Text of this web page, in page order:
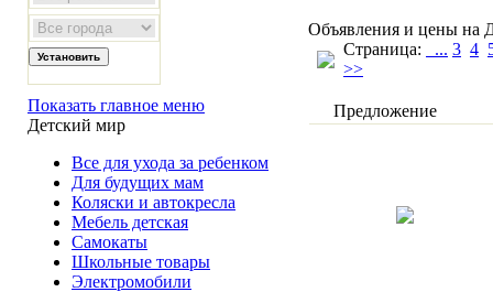
Показать главное меню
Детский мир
Все для ухода за ребенком
Для будущих мам
Коляски и автокресла
Мебель детская
Самокаты
Школьные товары
Электромобили
Объявления и цены на
Страница:
... 3 4
>>
Предложение